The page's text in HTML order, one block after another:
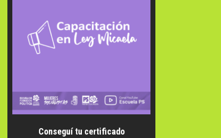
Conseguí tu certificado